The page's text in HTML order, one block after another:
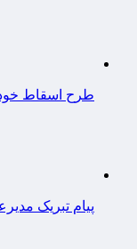
طرح اسقاط
پیام تبریک